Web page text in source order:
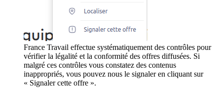
France Travail effectue systématiquement des contrôles pour
vérifier la légalité et la conformité des offres diffusées. Si
malgré ces contrôles vous constatez des contenus
inappropriés, vous pouvez nous le signaler en cliquant sur
« Signaler cette offre ».